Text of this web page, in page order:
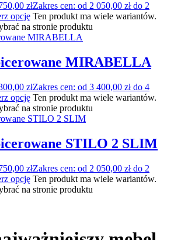
złZakres cen: od 2 050,00 zł do 2
opcję Ten produkt ma wiele wariantów.
na stronie produktu
MIRABELLA
złZakres cen: od 3 400,00 zł do 4
opcję Ten produkt ma wiele wariantów.
na stronie produktu
STILO 2 SLIM
złZakres cen: od 2 050,00 zł do 2
opcję Ten produkt ma wiele wariantów.
na stronie produktu